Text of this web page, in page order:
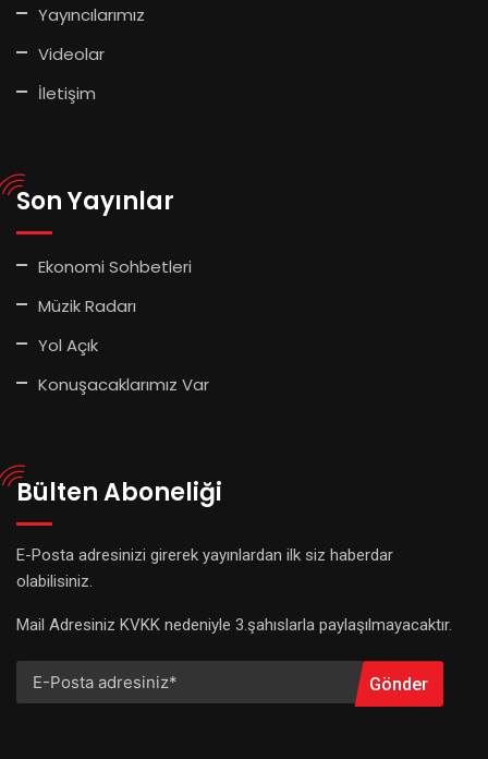
Yayıncılarımız
Videolar
İletişim
Son Yayınlar
Ekonomi Sohbetleri
Müzik Radarı
Yol Açık
Konuşacaklarımız Var
Bülten Aboneliği
E-Posta adresinizi girerek yayınlardan ilk siz haberdar
olabilisiniz.
Mail Adresiniz KVKK nedeniyle 3.şahıslarla paylaşılmayacaktır.
Gönder